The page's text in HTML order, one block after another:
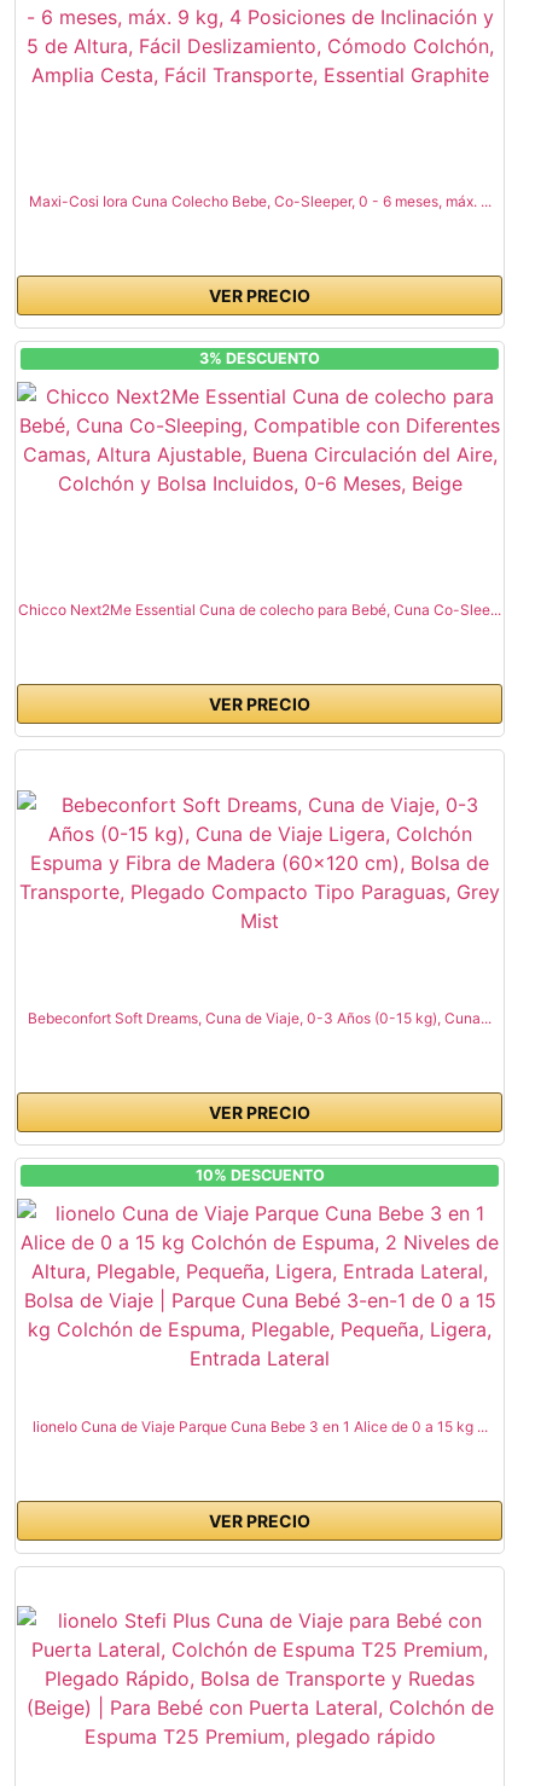
Maxi-Cosi Iora Cuna Colecho Bebe, Co-Sleeper, 0 - 6 meses, máx. ...
VER PRECIO
3% DESCUENTO
Chicco Next2Me Essential Cuna de colecho para Bebé, Cuna Co-Slee...
VER PRECIO
Bebeconfort Soft Dreams, Cuna de Viaje, 0-3 Años (0-15 kg), Cuna...
VER PRECIO
10% DESCUENTO
lionelo Cuna de Viaje Parque Cuna Bebe 3 en 1 Alice de 0 a 15 kg ...
VER PRECIO